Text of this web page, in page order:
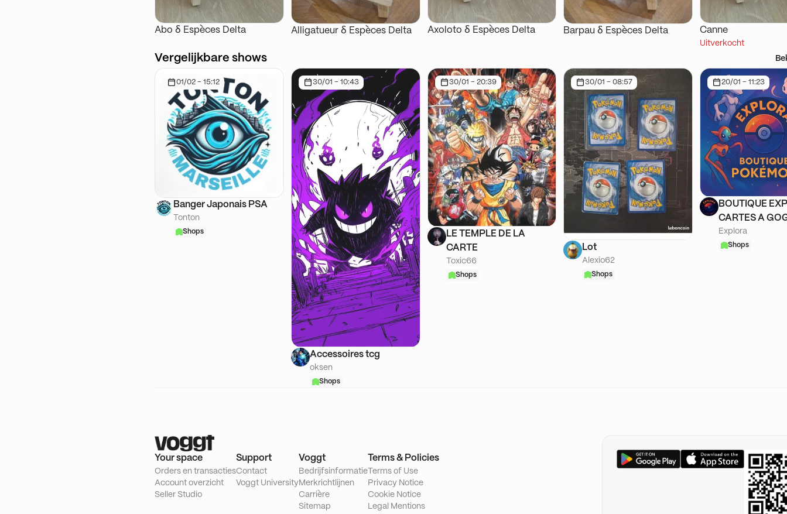
Abo ẟ Espèces Delta Alligatueur ẟ Espèces Delta Axoloto ẟ Espèces Delta Barpau ẟ Espèces Delta Canne
Uitverkocht
Vergelijkbare shows
01/02 - 15:12
Banger Japonais PSA
Tonton
Shops
30/01 - 10:43
Accessoires tcg
oksen
Shops
30/01 - 20:39
LE TEMPLE DE LA
CARTE
Toxic66
Shops
30/01 - 08:57
Lot
Alexio62
Shops
20/01 - 11:23
BOUTIQUE
CARTES A
Explora
Shops
Your space
Orders en transacties
Account overzicht
Seller Studio
Support
Contact
Voggt University
Voggt
Bedrijfsinformatie
Merkrichtlijnen
Carrière
Sitemap
Terms & Policies
Terms of Use
Privacy Notice
Cookie Notice
Legal Mentions